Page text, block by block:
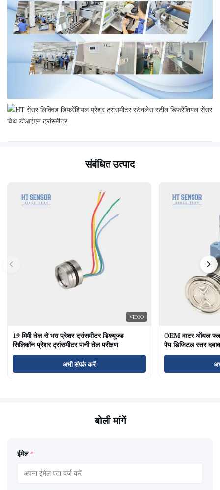
संबंधित उत्पाद
VIDEO
19 मिमी तेल से भरा प्रेशर ट्रांसमीटर डिफ्यूज्ड
सिलिकॉन प्रेशर ट्रांसमीटर पानी तेल परीक्षण
अभी संपर्क करें
OEM वाटर ऑयल
पेय डिजिटल स्तर
बोली मांगें
ईमेल *